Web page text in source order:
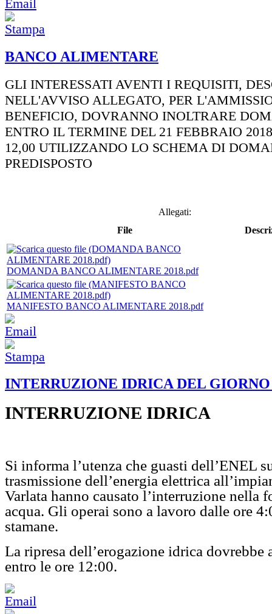
BANCO ALIMENTARE
GLI INTERESSATI AVENTI I REQUISITI,
NELL'AVVISO ALLEGATO, PER
BENEFICIO, DOVRANNO INOLTRARE
ENTRO IL TERMINE DEL 21 FEBBRAIO
12,00 UTILIZZANDO LO SCHEMA DI
PREDISPOSTO
Allegati:
File
DOMANDA BANCO ALIMENTARE 2018.pdf
MANIFESTO BANCO ALIMENTARE 2018.pdf
INTERRUZIONE IDRICA DEL GIORNO
INTERRUZIONE IDRICA
Si informa l’utenza che guasti dell’ENEL
trasmissione dell’energia elettrica
Varlata hanno causato l’interruzione nella
acqua. Gli operai sono a lavoro dalle ore
stamane.
La ripresa dell’erogazione idrica dovrebbe
entro le ore 12:00.